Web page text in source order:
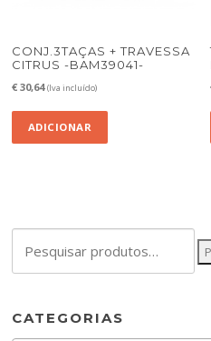
CONJ.3TAÇAS + TRAVESSA
CITRUS -BAM39041-
€ 30,64 (Iva incluído)
ADICIONAR
por:
CATEGORIAS